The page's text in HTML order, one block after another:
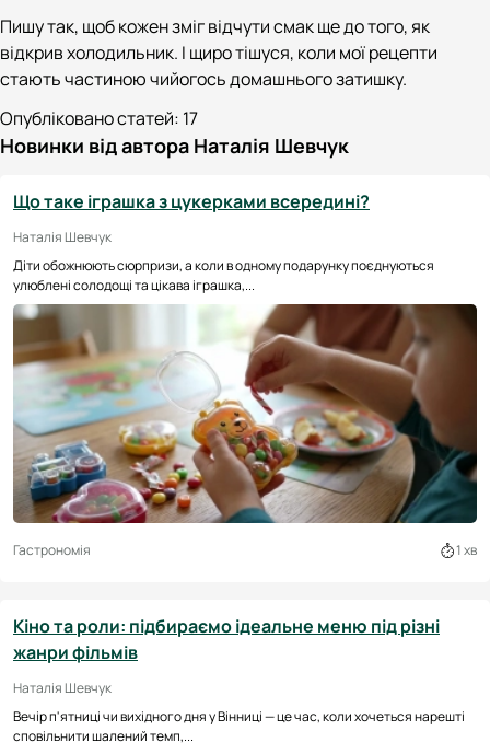
Пишу так, щоб кожен зміг відчути смак ще до того, як
відкрив холодильник. І щиро тішуся, коли мої рецепти
стають частиною чийогось домашнього затишку.
Опубліковано статей: 17
Новинки від автора Наталія Шевчук
Що таке іграшка з цукерками всередині?
Наталія Шевчук
Діти обожнюють сюрпризи, а коли в одному подарунку поєднуються
улюблені солодощі та цікава іграшка,...
Гастрономія 1 хв
Кіно та роли: підбираємо ідеальне меню під різні
жанри фільмів
Наталія Шевчук
Вечір п'ятниці чи вихідного дня у Вінниці — це час, коли хочеться нарешті
сповільнити шалений темп,...